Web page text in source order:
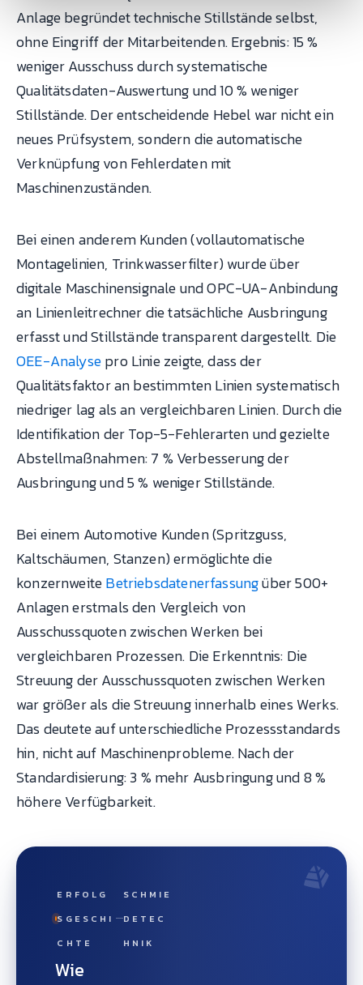
Anlage begründet technische Stillstände selbst,
ohne Eingriff der Mitarbeitenden. Ergebnis: 15 %
weniger Ausschuss durch systematische
Qualitätsdaten-Auswertung und 10 % weniger
Stillstände. Der entscheidende Hebel war nicht ein
neues Prüfsystem, sondern die automatische
Verknüpfung von Fehlerdaten mit
Maschinenzuständen.
Bei einen anderem Kunden (vollautomatische
Montagelinien, Trinkwasserfilter) wurde über
digitale Maschinensignale und OPC-UA-Anbindung
an Linienleitrechner die tatsächliche Ausbringung
erfasst und Stillstände transparent dargestellt. Die
OEE-Analysepro Linie zeigte, dass der
Qualitätsfaktor an bestimmten Linien systematisch
niedriger lag als an vergleichbaren Linien. Durch die
Identifikation der Top-5-Fehlerarten und gezielte
Abstellmaßnahmen: 7 % Verbesserung der
Ausbringung und 5 % weniger Stillstände.
Bei einem Automotive Kunden (Spritzguss,
Kaltschäumen, Stanzen) ermöglichte die
konzernweiteBetriebsdatenerfassungüber 500+
Anlagen erstmals den Vergleich von
Ausschussquoten zwischen Werken bei
vergleichbaren Prozessen. Die Erkenntnis: Die
Streuung der Ausschussquoten zwischen Werken
war größer als die Streuung innerhalb eines Werks.
Das deutete auf unterschiedliche Prozessstandards
hin, nicht auf Maschinenprobleme. Nach der
Standardisierung: 3 % mehr Ausbringung und 8 %
höhere Verfügbarkeit.
ERFOLG
SGESCHI
CHTE
SCHMIE
DETEC
HNIK
Wie